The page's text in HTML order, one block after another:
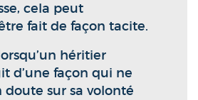
cela peut
fait de façon tacite.
héritier
d’une façon qui ne
doute sur sa volonté